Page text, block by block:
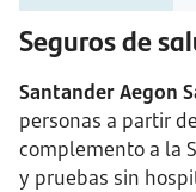
Seguros de
Santander Aegon
personas a partir
complemento a la
y pruebas sin